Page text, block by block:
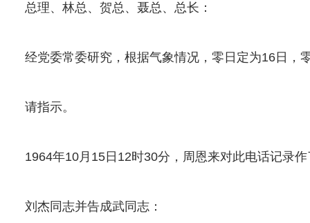
总理、林总、贺总、聂总、总长：
经党委常委研究，根据气象情况，零日定为16日，
请指示。
1964年10月15日12时30分，周恩来对此电话记录作
刘杰同志并告成武同志：